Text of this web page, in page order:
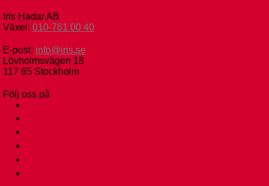
Iris Hadar AB
Växel: 010-761 00 40
E-post: info@iris.se
Lövholmsvägen 18
117 65 Stockholm
Följ oss på